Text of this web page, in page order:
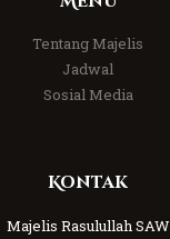
Tentang Majelis
Jadwal
Sosial Media
Kontak
Majelis Rasulullah SAW